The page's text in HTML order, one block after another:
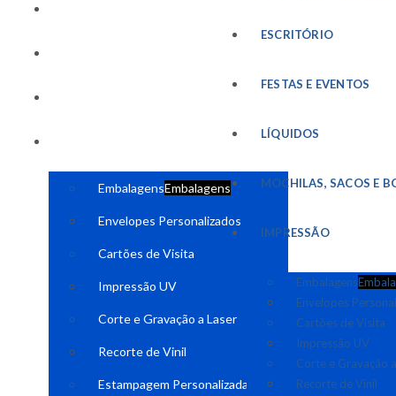
EmbalagensEmbalagens
Envelopes Personalizados
Cartões de Visita
Impressão UV
Corte e Gravação a Laser
Recorte de Vinil
Estampagem Personalizada
ESCRITÓRIO
FESTAS E EVENTOS
LÍQUIDOS
MOCHILAS, SACOS E
IMPRESSÃO
Embalagens
Envelopes
Cartões de Visita
Impressão UV
Corte e Gravação
Recorte de Vinil